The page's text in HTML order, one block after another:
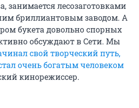
занимается лесозаготовками
бриллиантовым заводом. А
букета довольно спорных
обсуждают в Сети. Мы
свой творческий путь,
очень богатым человеком
кинорежиссер.